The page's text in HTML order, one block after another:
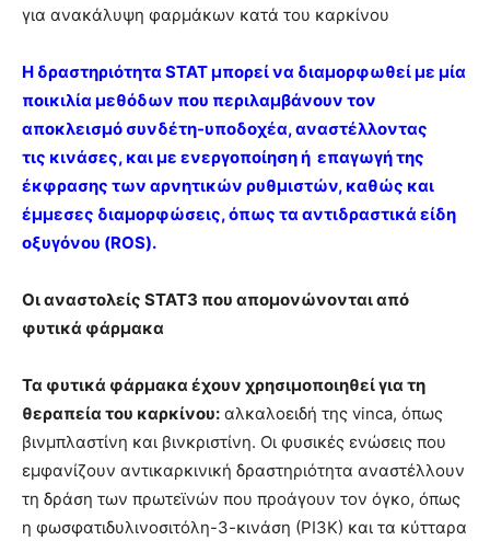
για ανακάλυψη φαρμάκων κατά του καρκίνου
Η δραστηριότητα STAT μπορεί να διαμορφωθεί με μία
ποικιλία μεθόδων που περιλαμβάνουν τον
αποκλεισμό συνδέτη-υποδοχέα, αναστέλλοντας
τις κινάσες, και με ενεργοποίηση ή επαγωγή της
έκφρασης των αρνητικών ρυθμιστών, καθώς και
έμμεσες διαμορφώσεις, όπως τα αντιδραστικά είδη
οξυγόνου (ROS).
Οι αναστολείς STAT3 που απομονώνονται από
φυτικά φάρμακα
Τα φυτικά φάρμακα έχουν χρησιμοποιηθεί για τη
θεραπεία του καρκίνου: αλκαλοειδή της vinca, όπως
βινμπλαστίνη και βινκριστίνη. Οι φυσικές ενώσεις που
εμφανίζουν αντικαρκινική δραστηριότητα αναστέλλουν
τη δράση των πρωτεϊνών που προάγουν τον όγκο, όπως
η φωσφατιδυλινοσιτόλη-3-κινάση (ΡΙ3Κ) και τα κύτταρα